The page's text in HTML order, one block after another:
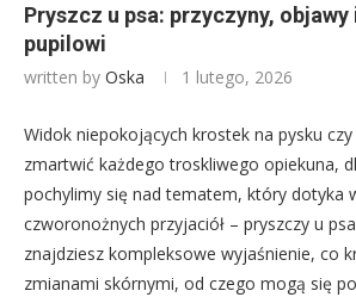
Pryszcz u psa: przyczyny,
pupilowi
written by Oska 1 lutego, 2026
Widok niepokojących krostek na pysku
zmartwić każdego troskliwego opiekuna,
pochylimy się nad tematem, który dotyka
czworonożnych przyjaciół – pryszczy u
znajdziesz kompleksowe wyjaśnienie, co
zmianami skórnymi, od czego mogą się